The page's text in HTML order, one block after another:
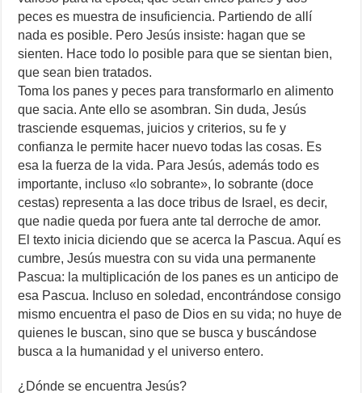
peces es muestra de insuficiencia. Partiendo de allí
nada es posible. Pero Jesús insiste: hagan que se
sienten. Hace todo lo posible para que se sientan bien,
que sean bien tratados.
Toma los panes y peces para transformarlo en alimento
que sacia. Ante ello se asombran. Sin duda, Jesús
trasciende esquemas, juicios y criterios, su fe y
confianza le permite hacer nuevo todas las cosas. Es
esa la fuerza de la vida. Para Jesús, además todo es
importante, incluso «lo sobrante», lo sobrante (doce
cestas) representa a las doce tribus de Israel, es decir,
que nadie queda por fuera ante tal derroche de amor.
El texto inicia diciendo que se acerca la Pascua. Aquí es
cumbre, Jesús muestra con su vida una permanente
Pascua: la multiplicación de los panes es un anticipo de
esa Pascua. Incluso en soledad, encontrándose consigo
mismo encuentra el paso de Dios en su vida; no huye de
quienes le buscan, sino que se busca y buscándose
busca a la humanidad y el universo entero.
¿Dónde se encuentra Jesús?